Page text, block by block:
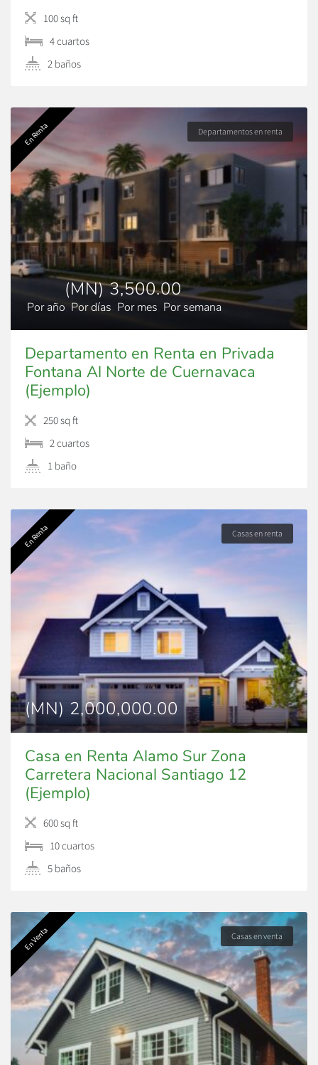
100 sq ft
4 сuartos
2 baños
En Renta Departamentos en renta
(MN) 3,500.00
Por año Por días Por mes Por semana
Departamento en Renta en Privada
Fontana Al Norte de Cuernavaca
(Ejemplo)
250 sq ft
2 сuartos
1 baño
En Renta Casas en renta
(MN) 2,000,000.00
Casa en Renta Alamo Sur Zona
Carretera Nacional Santiago 12
(Ejemplo)
600 sq ft
10 сuartos
5 baños
En Venta Casas en venta